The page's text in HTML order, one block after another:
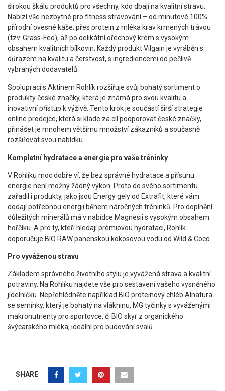
širokou škálu produktů pro všechny, kdo dbají na kvalitní stravu.
Nabízí vše nezbytné pro fitness stravování – od minutové 100%
přírodní ovesné kaše, přes protein z mléka krav krmených trávou
(tzv. Grass-Fed), až po delikátní ořechový krém s vysokým
obsahem kvalitních bílkovin. Každý produkt Vilgain je vyráběn s
důrazem na kvalitu a čerstvost, s ingrediencemi od pečlivě
vybraných dodavatelů.
Spoluprací s Aktinem Rohlík rozšiřuje svůj bohatý sortiment o
produkty české značky, která je známá pro svou kvalitu a
inovativní přístup k výživě. Tento krok je součástí širší strategie
online prodejce, která si klade za cíl podporovat české značky,
přinášet je mnohem většímu množství zákazníků a současně
rozšiřovat svou nabídku.
Kompletní hydratace a energie pro vaše tréninky
V Rohlíku moc dobře ví, že bez správné hydratace a přísunu
energie není možný žádný výkon. Proto do svého sortimentu
zařadil i produkty, jako jsou Energy gely od Extrafit, které vám
dodají potřebnou energii během náročných tréninků. Pro doplnění
důležitých minerálů má v nabídce Magnesii s vysokým obsahem
hořčíku. A pro ty, kteří hledají prémiovou hydrataci, Rohlík
doporučuje BIO RAW panenskou kokosovou vodu od Wild & Coco.
Pro vyváženou stravu
Základem správného životního stylu je vyvážená strava a kvalitní
potraviny. Na Rohlíku najdete vše pro sestavení vašeho vysněného
jídelníčku. Nepřehlédněte například BIO proteinový chléb Alnatura
se semínky, který je bohatý na vlákninu, MG tyčinky s vyváženými
makronutrienty pro sportovce, či BIO skyr z organického
švýcarského mléka, ideální pro budování svalů.
SHARE